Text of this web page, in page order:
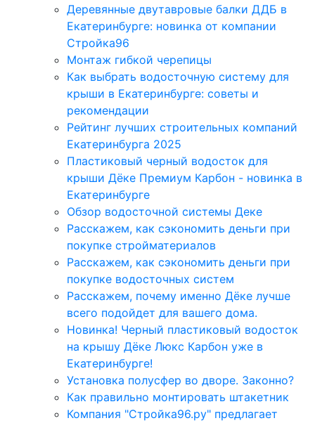
Деревянные двутавровые балки ДДБ в
Екатеринбурге: новинка от компании
Стройка96
Монтаж гибкой черепицы
Как выбрать водосточную систему для
крыши в Екатеринбурге: советы и
рекомендации
Рейтинг лучших строительных компаний
Екатеринбурга 2025
Пластиковый черный водосток для
крыши Дёке Премиум Карбон - новинка в
Екатеринбурге
Обзор водосточной системы Деке
Расскажем, как сэкономить деньги при
покупке стройматериалов
Расскажем, как сэкономить деньги при
покупке водосточных систем
Расскажем, почему именно Дёке лучше
всего подойдет для вашего дома.
Новинка! Черный пластиковый водосток
на крышу Дёке Люкс Карбон уже в
Екатеринбурге!
Установка полусфер во дворе. Законно?
Как правильно монтировать штакетник
Компания "Стройка96.ру" предлагает